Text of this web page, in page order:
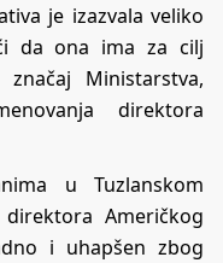
je izazvala veliko
da ona ima za cilj
Ministarstva,
direktora
u Tuzlanskom
Američkog
i uhapšen zbog